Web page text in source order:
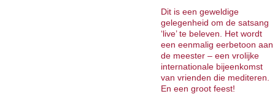
Dit is een geweldige
gelegenheid om de satsang
‘live’ te beleven. Het wordt
een eenmalig eerbetoon aan
de meester – een vrolijke
internationale bijeenkomst
van vrienden die mediteren.
En een groot feest!